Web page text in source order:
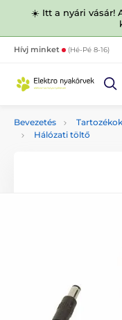
☀️ Itt a nyári vásár!
Hívj minket (Hé-Pé 8-16)
Bevezetés Tartozékok
Hálózati töltő